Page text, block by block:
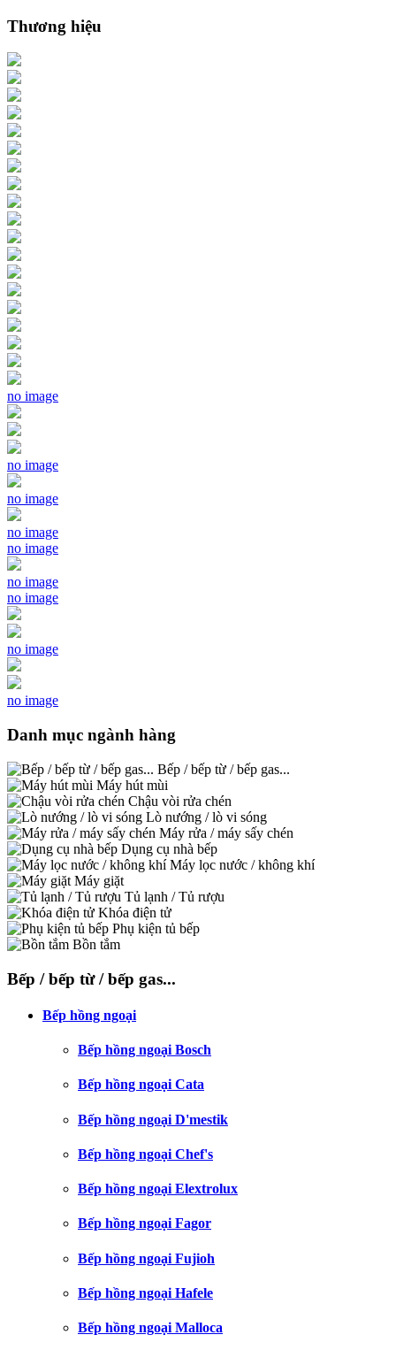
Thương hiệu
no image
no image
no image
no image
no image
no image
no image
no image
no image
Danh mục ngành hàng
Bếp / bếp từ / bếp gas...
Máy hút mùi
Chậu vòi rửa chén
Lò nướng / lò vi sóng
Máy rửa / máy sấy chén
Dụng cụ nhà bếp
Máy lọc nước / không khí
Máy giặt
Tủ lạnh / Tủ rượu
Khóa điện tử
Phụ kiện tủ bếp
Bồn tắm
Bếp / bếp từ / bếp gas...
Bếp hồng ngoại
Bếp hồng ngoại Bosch
Bếp hồng ngoại Cata
Bếp hồng ngoại D'mestik
Bếp hồng ngoại Chef's
Bếp hồng ngoại Elextrolux
Bếp hồng ngoại Fagor
Bếp hồng ngoại Fujioh
Bếp hồng ngoại Hafele
Bếp hồng ngoại Malloca